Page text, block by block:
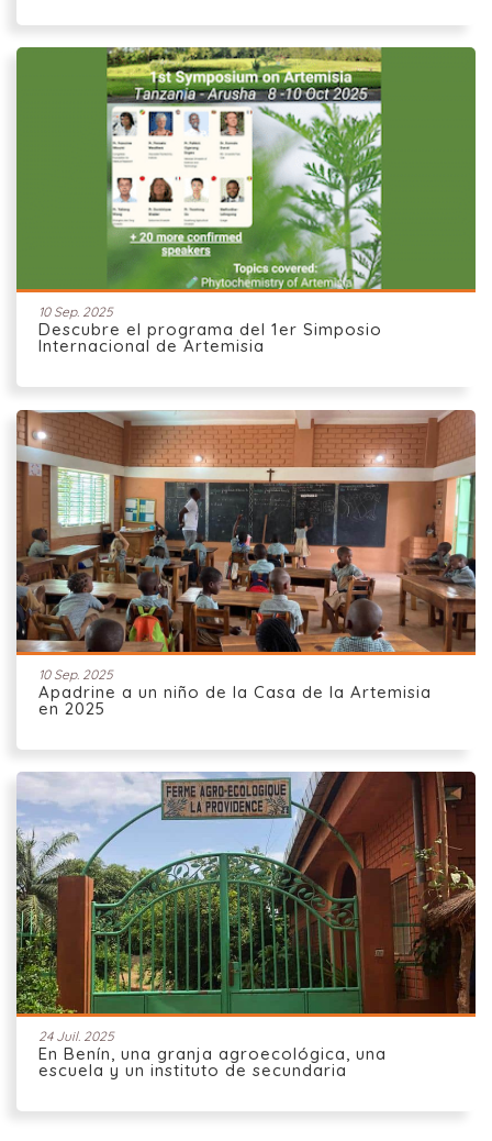
10 Sep. 2025
Descubre el programa del 1er Simposio
Internacional de Artemisia
10 Sep. 2025
Apadrine a un niño de la Casa de la Artemisia
en 2025
24 Juil. 2025
En Benín, una granja agroecológica, una
escuela y un instituto de secundaria